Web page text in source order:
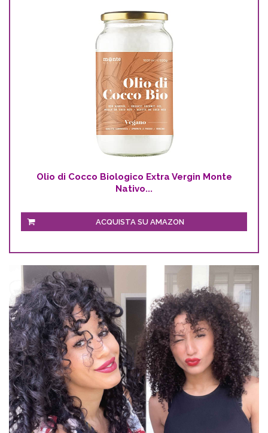
Olio di Cocco Biologico Extra Vergin Monte
Nativo...
ACQUISTA SU AMAZON